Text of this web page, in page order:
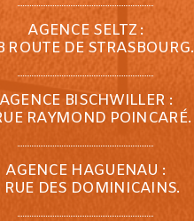
AGENCE SELTZ :
ROUTE DE STRASBOURG.
BISCHWILLER :
RAYMOND POINCARÉ.
AGENCE HAGUENAU :
RUE DES DOMINICAINS.